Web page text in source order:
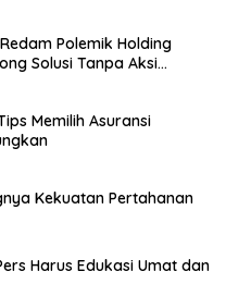
Polemik Holding
Solusi Tanpa Aksi
Memilih Asuransi
Kekuatan Pertahanan
Harus Edukasi Umat dan